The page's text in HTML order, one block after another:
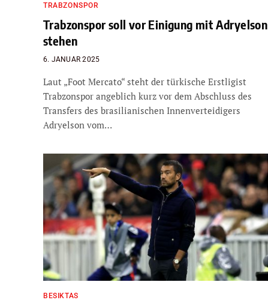
TRABZONSPOR
Trabzonspor soll vor Einigung mit Adryelson
stehen
6. JANUAR 2025
Laut „Foot Mercato“ steht der türkische Erstligist
Trabzonspor angeblich kurz vor dem Abschluss des
Transfers des brasilianischen Innenverteidigers
Adryelson vom…
BESIKTAS